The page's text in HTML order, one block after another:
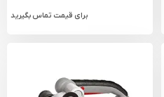
برای قیمت تماس بگیرید